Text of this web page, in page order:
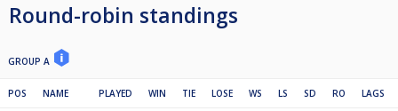
Round-robin standings
GROUP A
POS NAME PLAYED WIN TIE LOSE WS LS SD RO LAGS